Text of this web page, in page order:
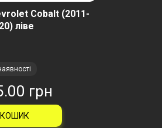
Cobalt (2011-
ліве
грн
КОШИК